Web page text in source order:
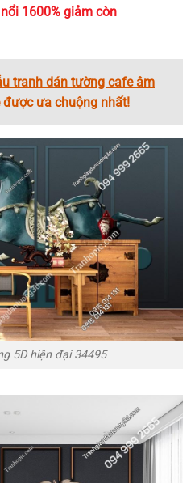
1600% giảm còn
tranh dán tường cafe âm
ưa chuộng nhất!
5D hiện đại 34495